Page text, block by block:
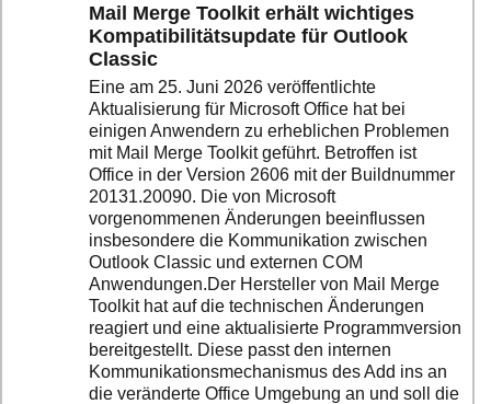
Mail Merge Toolkit erhält wichtiges
Kompatibilitätsupdate für Outlook
Classic
Eine am 25. Juni 2026 veröffentlichte
Aktualisierung für Microsoft Office hat bei
einigen Anwendern zu erheblichen Problemen
mit Mail Merge Toolkit geführt. Betroffen ist
Office in der Version 2606 mit der Buildnummer
20131.20090. Die von Microsoft
vorgenommenen Änderungen beeinflussen
insbesondere die Kommunikation zwischen
Outlook Classic und externen COM
Anwendungen.Der Hersteller von Mail Merge
Toolkit hat auf die technischen Änderungen
reagiert und eine aktualisierte Programmversion
bereitgestellt. Diese passt den internen
Kommunikationsmechanismus des Add ins an
die veränderte Office Umgebung an und soll die